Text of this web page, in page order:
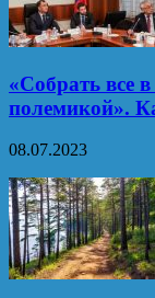
«Собрать все
полемикой».
08.07.2023